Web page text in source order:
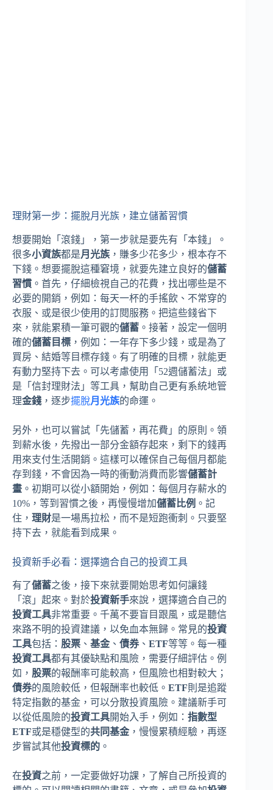
理財第一步：擺脫月光族，建立儲蓄習慣
想要開始「滾錢」，第一步就是要先有「本錢」。
很多小資族都是月光族 ，賺多少花多少，根本存不
下錢。想要擺脫這種窘境，就要先建立良好的儲蓄
習慣 。首先，仔細檢視自己的花費，找出哪些是不
必要的開銷，例如：每天一杯的手搖飲、不常穿的
衣服、或是很少使用的訂閱服務。把這些錢省下
來，就能累積一筆可觀的儲蓄 。接著，設定一個明
確的儲蓄目標 ，例如：一年存下多少錢，或是為了
買房、結婚等目標存錢。有了明確的目標，就能更
有動力堅持下去。可以考慮使用「52週儲蓄法」或
是「信封理財法」等工具，幫助自己更有系統地管
理金錢 ，逐步擺脫月光族的命運。
另外，也可以嘗試「先儲蓄，再花費」的原則。領
到薪水後，先撥出一部分金額存起來，剩下的錢再
用來支付生活開銷。這樣可以確保自己每個月都能
存到錢，不會因為一時的衝動消費而影響儲蓄計
畫 。初期可以從小額開始，例如：每個月存薪水的
10%，等到習慣之後，再慢慢增加儲蓄比例 。記
住， 理財是一場馬拉松，而不是短跑衝刺。只要堅
持下去，就能看到成果。
投資新手必看：選擇適合自己的投資工具
有了儲蓄之後，接下來就要開始思考如何讓錢
「滾」起來。對於投資新手來說，選擇適合自己的
投資工具非常重要。千萬不要盲目跟風，或是聽信
來路不明的投資建議，以免血本無歸。常見的投資
工具包括： 股票 、 基金 、 債券、 ETF等等。每一種
投資工具都有其優缺點和風險，需要仔細評估。例
如， 股票的報酬率可能較高，但風險也相對較大；
債券的風險較低，但報酬率也較低。 ETF則是追蹤
特定指數的基金，可以分散投資風險。建議新手可
以從低風險的投資工具開始入手，例如： 指數型
ETF或是穩健型的共同基金 ，慢慢累積經驗，再逐
步嘗試其他投資標的 。
在投資之前，一定要做好功課，了解自己所投資的